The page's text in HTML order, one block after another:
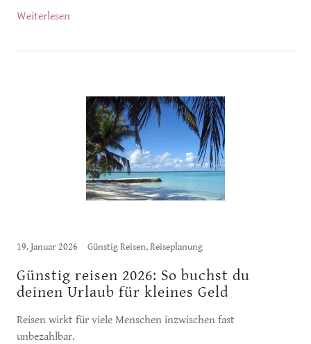
Weiterlesen
19. Januar 2026 Günstig Reisen, Reiseplanung
Günstig reisen 2026: So buchst du
deinen Urlaub für kleines Geld
Reisen wirkt für viele Menschen inzwischen fast
unbezahlbar.